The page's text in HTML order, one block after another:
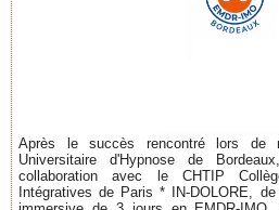
Après le succès rencontré lors de
Universitaire d'Hypnose de
collaboration avec le CHTIP
Intégratives de Paris * IN-DOLORE,